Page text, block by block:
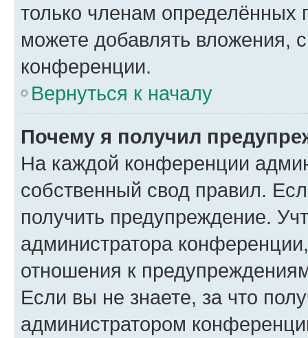
только членам определённых
можете добавлять вложения,
конференции.
Вернуться к началу
Почему я получил
На каждой конференции
собственный свод правил.
получить предупреждение.
администратора
отношения к
Если вы не знаете, за что
администратором